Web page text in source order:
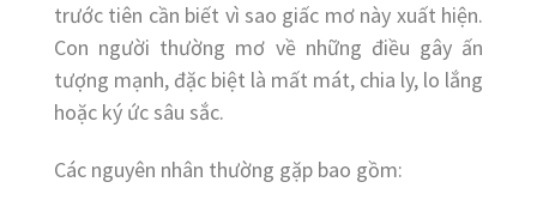
trước tiên cần biết vì sao giấc mơ này xuất hiện.
Con người thường mơ về những điều gây ấn
tượng mạnh, đặc biệt là mất mát, chia ly, lo lắng
hoặc ký ức sâu sắc.
Các nguyên nhân thường gặp bao gồm: